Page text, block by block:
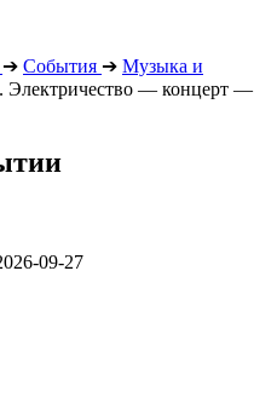
➔ События ➔ Музыка и
Электричество — концерт —
09-27